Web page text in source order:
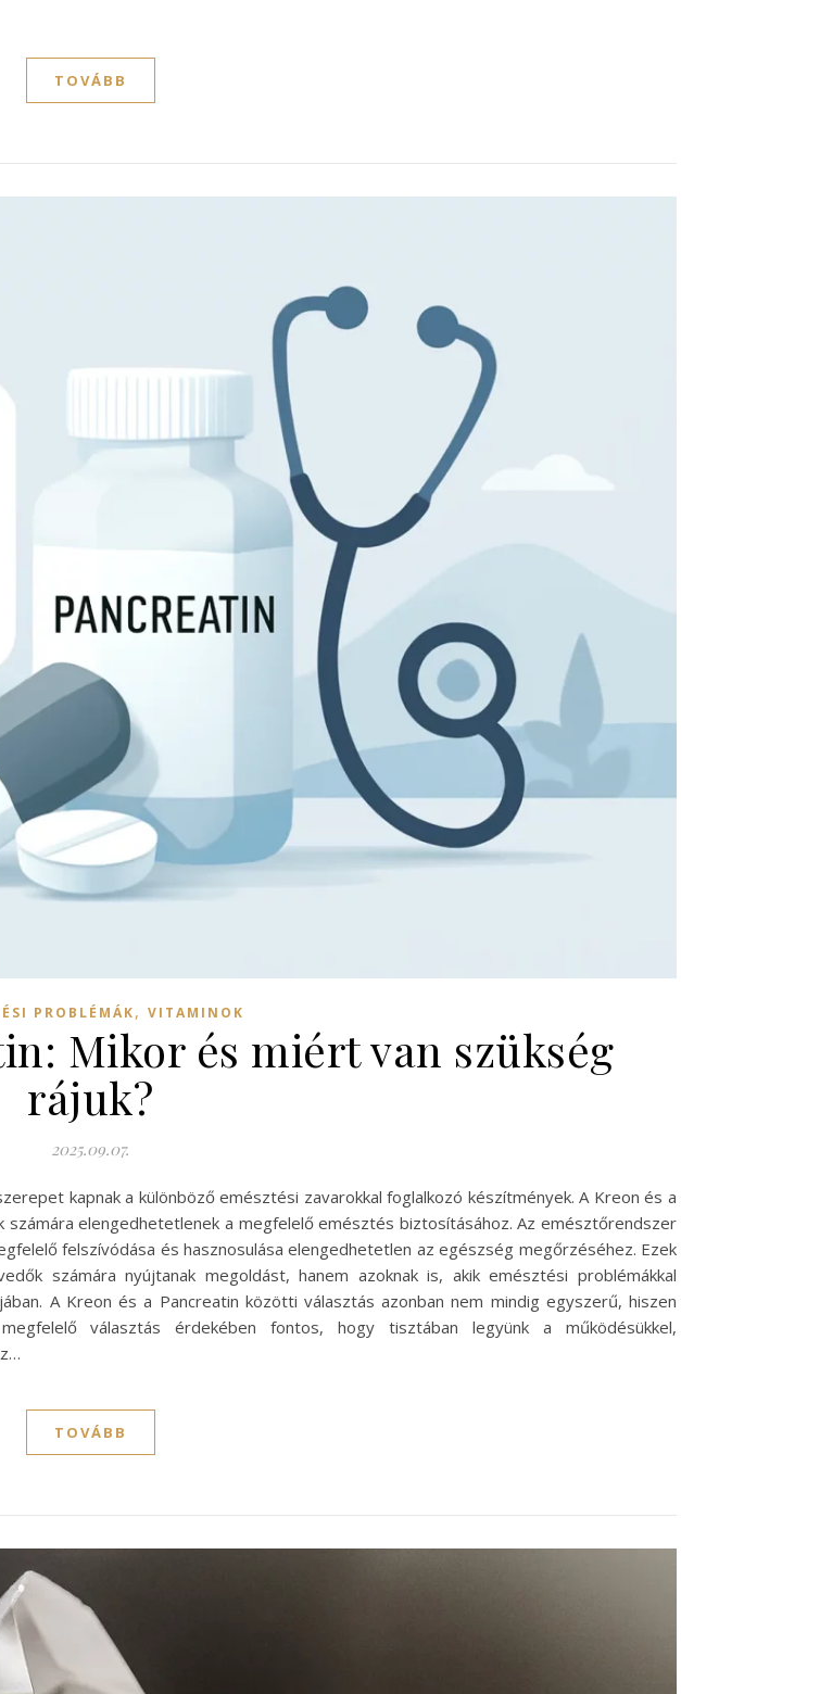
TOVÁBB
PROBLÉMÁK, VITAMINOK
Mikor és miért van szükség
rájuk?
2025.09.07.
kapnak a különböző emésztési zavarokkal foglalkozó készítmények. A Kreon és a
elengedhetetlenek a megfelelő emésztés biztosításához. Az emésztőrendszer
felszívódása és hasznosulása elengedhetetlen az egészség megőrzéséhez. Ezek
számára nyújtanak megoldást, hanem azoknak is, akik emésztési problémákkal
A Kreon és a Pancreatin közötti választás azonban nem mindig egyszerű, hiszen
választás érdekében fontos, hogy tisztában legyünk a működésükkel,
TOVÁBB